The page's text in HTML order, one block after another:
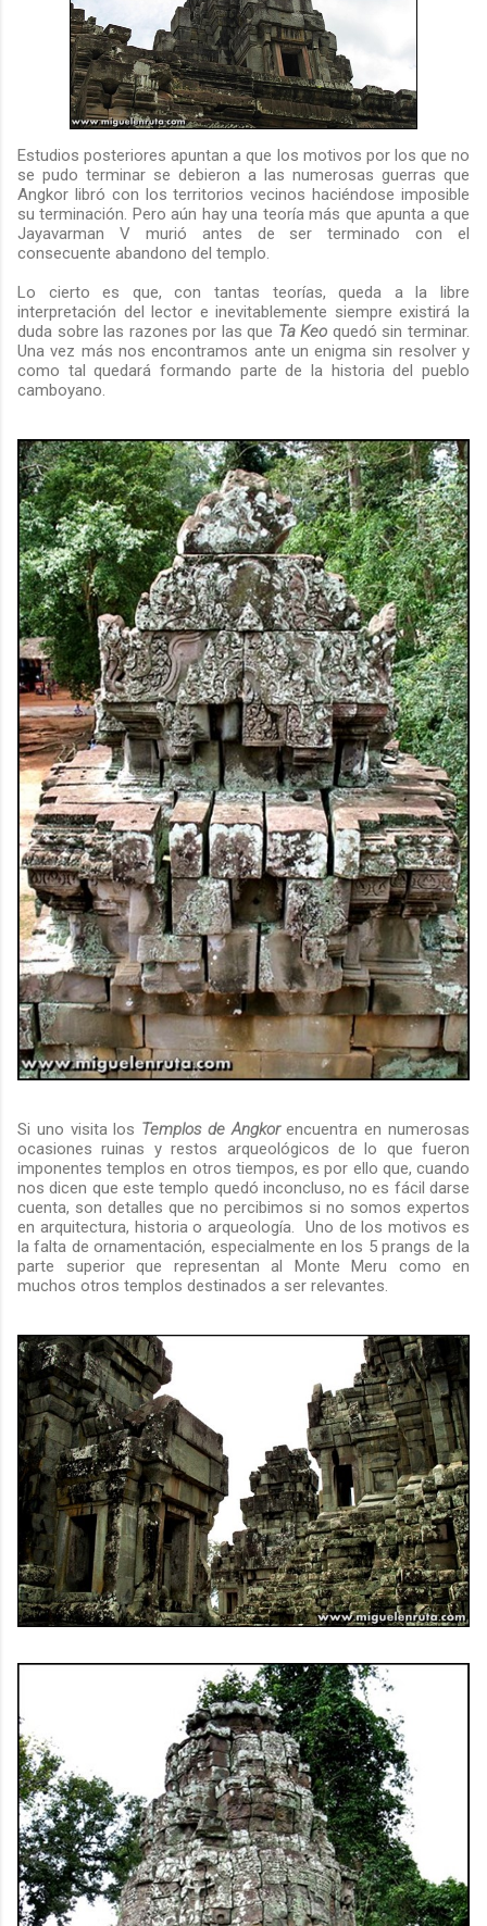
Estudios posteriores apuntan a que los motivos por los que no
se pudo terminar se debieron a las numerosas guerras que
Angkor libró con los territorios vecinos haciéndose imposible
su terminación. Pero aún hay una teoría más que apunta a que
Jayavarman V murió antes de ser terminado con el
consecuente abandono del templo.
Lo cierto es que, con tantas teorías, queda a la libre
interpretación del lector e inevitablemente siempre existirá la
duda sobre las razones por las que Ta Keo quedó sin terminar.
Una vez más nos encontramos ante un enigma sin resolver y
como tal quedará formando parte de la historia del pueblo
camboyano.
Si uno visita los Templos de Angkorencuentra en numerosas
ocasiones ruinas y restos arqueológicos de lo que fueron
imponentes templos en otros tiempos, es por ello que, cuando
nos dicen que este templo quedó inconcluso, no es fácil darse
cuenta, son detalles que no percibimos si no somos expertos
en arquitectura, historia o arqueología. Uno de los motivos es
la falta de ornamentación, especialmente en los 5 prangs de la
parte superior que representan al Monte Meru como en
muchos otros templos destinados a ser relevantes.